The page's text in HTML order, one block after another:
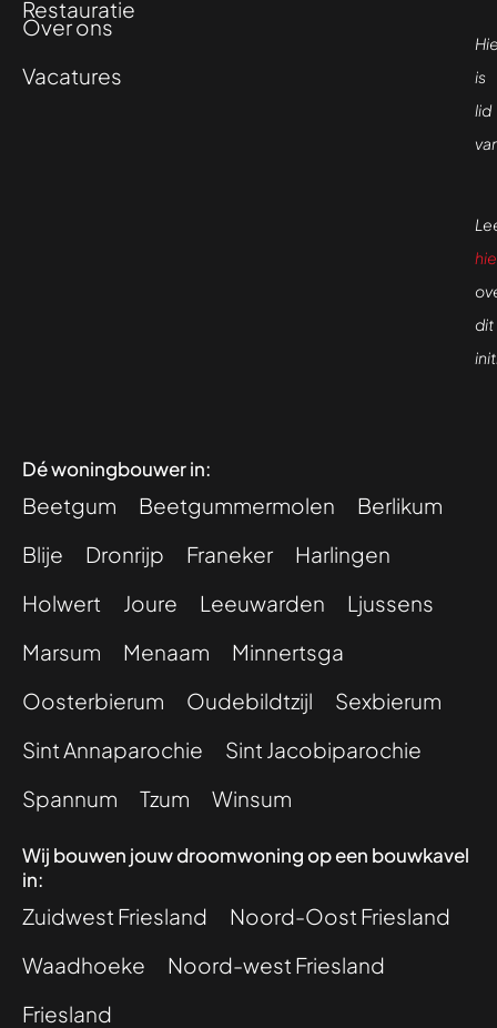
Restauratie
Over ons
Vacatures
is
lid
dit
Dé woningbouwer in:
Beetgum Beetgummermolen
Berlikum
Blije
Dronrijp Franeker
Harlingen
Holwert
Joure Leeuwarden
Ljussens
Marsum
Menaam
Minnertsga
Oosterbierum
Oudebildtzijl
Sexbierum
Sint Annaparochie
Sint Jacobiparochie
Spannum
Tzum Winsum
Wij bouwen jouw droomwoning op een bouwkavel
in:
Zuidwest Friesland
Noord-Oost Friesland
Waadhoeke
Noord-west Friesland
Friesland